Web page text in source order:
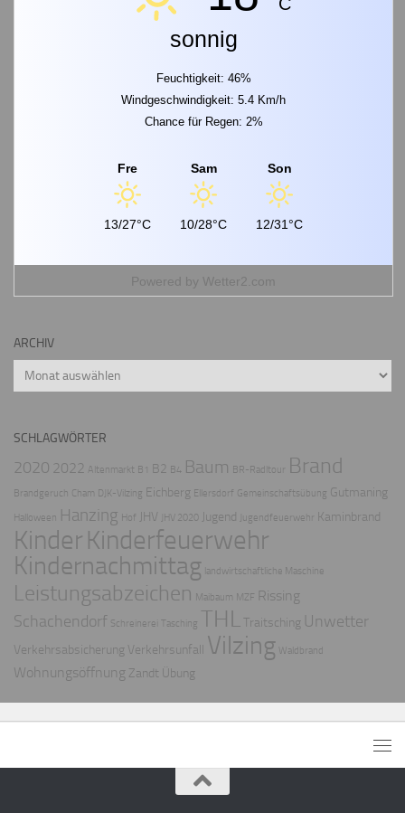
sonnig
Feuchtigkeit: 46%
Windgeschwindigkeit: 5.4 Km/h
Chance für Regen: 2%
Fre
13/27°C
Sam
10/28°C
Son
12/31°C
Powered by Wetter2.com
ARCHIV
Archiv
SCHLAGWÖRTER
2020 2022 Altenmarkt B1 B2 B4 Baum BR-Radltour Brand
Brandgeruch Cham DJK-Vilzing Eichberg Ellersdorf Gemeinschaftsübung Gutmaning
Halloween Hanzing Hof JHV JHV 2020 Jugend Jugendfeuerwehr Kaminbrand
Kinder Kinderfeuerwehr
Kindernachmittag landwirtschaftliche Maschine
Leistungsabzeichen Maibaum MZF Rissing
Schachendorf Schreinerei Tasching THLTraitsching Unwetter
Verkehrsabsicherung Verkehrsunfall Vilzing Waldbrand
Wohnungsöffnung Zandt Übung